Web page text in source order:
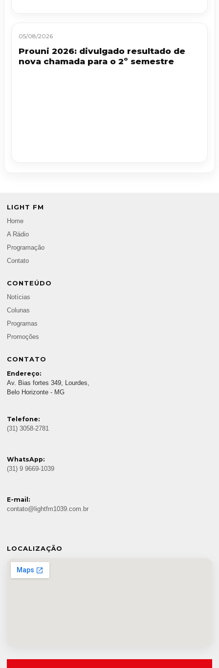
05/08/2026
Prouni 2026: divulgado resultado de
nova chamada para o 2º semestre
LIGHT FM
Home
A Rádio
Programação
Contato
CONTEÚDO
Notícias
Colunas
Programas
Promoções
CONTATO
Endereço:
Av. Bias fortes 349, Lourdes,
Belo Horizonte - MG
Telefone:
(31) 3058-2781
WhatsApp:
(31) 9 9669-1039
E-mail:
contato@lightfm1039.com.br
LOCALIZAÇÃO